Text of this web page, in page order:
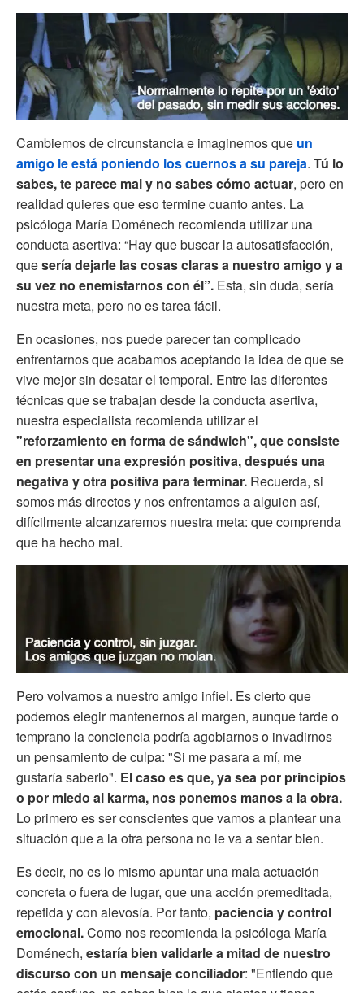
Cambiemos de circunstancia e imaginemos que un
amigo le está poniendo los cuernos a su pareja. Tú lo
sabes, te parece mal y no sabes cómo actuar, pero en
realidad quieres que eso termine cuanto antes. La
psicóloga María Doménech recomienda utilizar una
conducta asertiva: “Hay que buscar la autosatisfacción,
quesería dejarle las cosas claras a nuestro amigo y a
su vez no enemistarnos con él”. Esta, sin duda, sería
nuestra meta, pero no es tarea fácil.
En ocasiones, nos puede parecer tan complicado
enfrentarnos que acabamos aceptando la idea de que se
vive mejor sin desatar el temporal. Entre las diferentes
técnicas que se trabajan desde la conducta asertiva,
nuestra especialista recomienda utilizar el
"reforzamiento en forma de sándwich", que consiste
en presentar una expresión positiva, después una
negativa y otra positiva para terminar. Recuerda, si
somos más directos y nos enfrentamos a alguien así,
difícilmente alcanzaremos nuestra meta: que comprenda
que ha hecho mal.
Pero volvamos a nuestro amigo infiel. Es cierto que
podemos elegir mantenernos al margen, aunque tarde o
temprano la conciencia podría agobiarnos o invadirnos
un pensamiento de culpa: "Si me pasara a mí, me
gustaría saberlo". El caso es que, ya sea por principios
o por miedo al karma, nos ponemos manos a la obra.
Lo primero es ser conscientes que vamos a plantear una
situación que a la otra persona no le va a sentar bien.
Es decir, no es lo mismo apuntar una mala actuación
concreta o fuera de lugar, que una acción premeditada,
repetida y con alevosía. Por tanto, paciencia y control
emocional.Como nos recomienda la psicóloga María
Doménech, estaría bien validarle a mitad de nuestro
discurso con un mensaje conciliador: "Entiendo que